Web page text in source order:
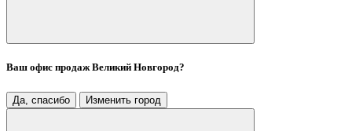
Ваш офис продажВеликий Новгород?
Да, спасибо Изменить город